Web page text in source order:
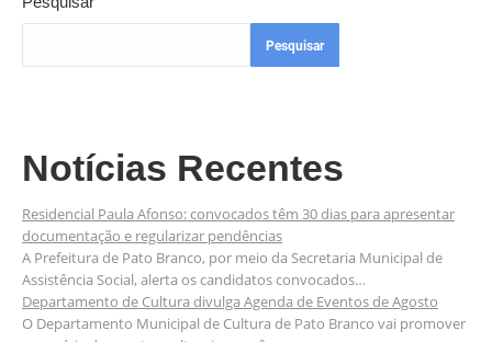
Pesquisar
Notícias Recentes
Residencial Paula Afonso: convocados têm 30 dias para apresentar
documentação e regularizar pendências
A Prefeitura de Pato Branco, por meio da Secretaria Municipal de
Assistência Social, alerta os candidatos convocados…
Departamento de Cultura divulga Agenda de Eventos de Agosto
O Departamento Municipal de Cultura de Pato Branco vai promover